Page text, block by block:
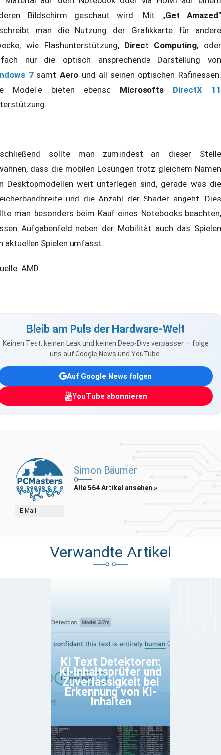
Bildschirm geschaut wird. Mit „Get Amazed“
man die Nutzung der Grafikkarte für andere
wie Flashunterstützung, Direct Computing, oder
nur die optisch ansprechende Darstellung von
7samt Aero und all seinen optischen Rafinessen.
Modelle bieten ebenso Microsofts DirectX 11
sollte man zumindest an dieser Stelle
dass die mobilen Lösungen trotz gleichem Namen
Desktopmodellen weit unterlegen sind, gerade was die
und die Anzahl der Shader angeht. Dies
man besonders beim Kauf eines Notebooks beachten,
Aufgabenfeld neben der Mobilität auch das Spielen
aktuellen Spielen umfasst.
AMD
Bleib am Puls der Hardware-Welt
Keinen Test, keinen Leak und keinen Deep-Dive verpassen – folge
uns auf Google News und YouTube.
Auf Google News folgen
YouTube abonnieren
E-Mail
Simon Bäumer
Alle 564 Artikel ansehen »
Verwandte Artikel
KI Text Detektoren:
KI-Inhaltsprüfer und
Zuverlässigkeit bei
Erkennung von KI-
Inhalten